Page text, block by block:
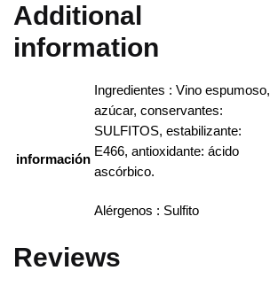
Additional
information
información
Ingredientes : Vino espumoso,
azúcar, conservantes:
SULFITOS, estabilizante:
E466, antioxidante: ácido
ascórbico.
Alérgenos : Sulfito
Reviews